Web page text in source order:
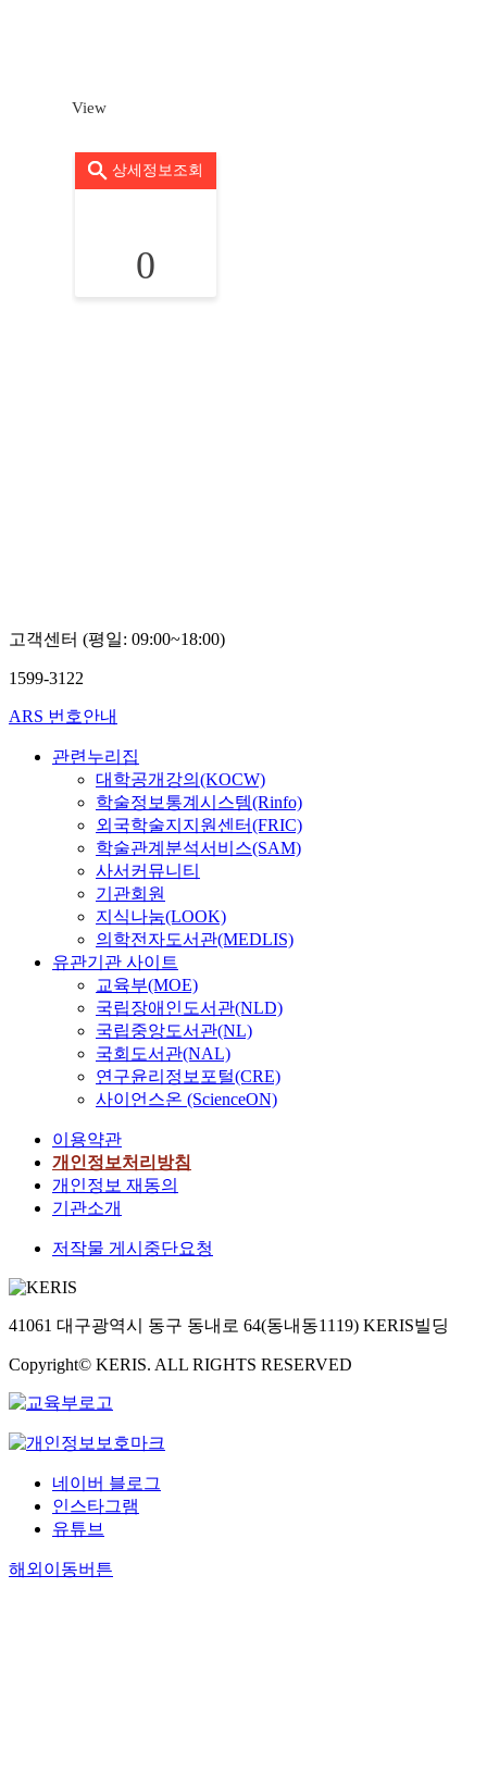
View
상세정보조회
0
고객센터 (평일: 09:00~18:00)
1599-3122
ARS 번호안내
관련누리집
대학공개강의(KOCW)
학술정보통계시스템(Rinfo)
외국학술지지원센터(FRIC)
학술관계분석서비스(SAM)
사서커뮤니티
기관회원
지식나눔(LOOK)
의학전자도서관(MEDLIS)
유관기관 사이트
교육부(MOE)
국립장애인도서관(NLD)
국립중앙도서관(NL)
국회도서관(NAL)
연구윤리정보포털(CRE)
사이언스온 (ScienceON)
이용약관
개인정보처리방침
개인정보 재동의
기관소개
저작물 게시중단요청
41061 대구광역시 동구 동내로 64(동내동1119) KERIS빌딩
Copyright© KERIS. ALL RIGHTS RESERVED
네이버 블로그
인스타그램
유튜브
해외이동버튼